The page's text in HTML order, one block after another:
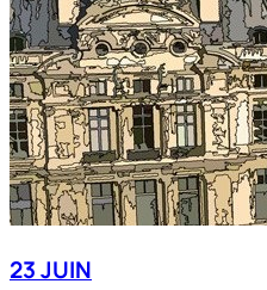
23 JUIN